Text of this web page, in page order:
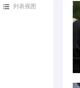
列表视图